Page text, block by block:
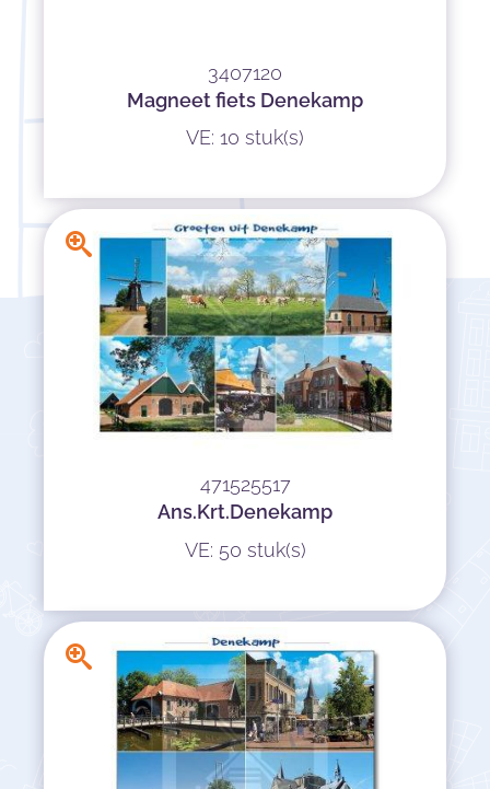
3407120
Magneet fiets Denekamp
VE: 10 stuk(s)
471525517
Ans.Krt.Denekamp
VE: 50 stuk(s)